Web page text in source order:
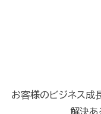
お客様のビジネス成
解決あ